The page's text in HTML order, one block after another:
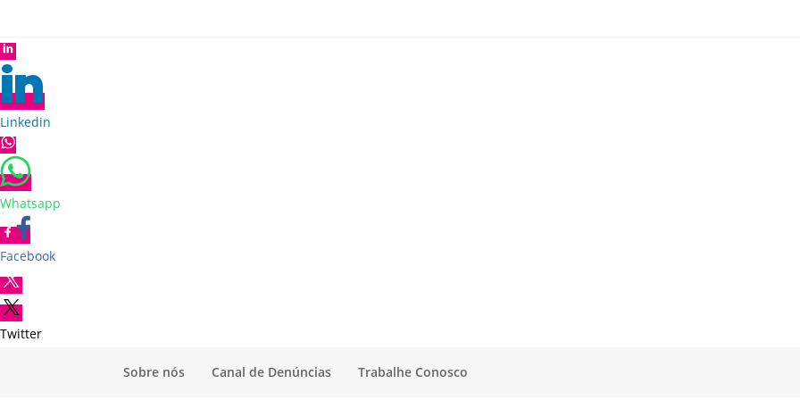
Linkedin
Whatsapp
Facebook
Twitter
Sobre nós Canal de Denúncias Trabalhe Conosco